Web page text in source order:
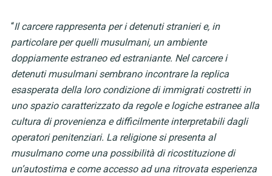
“Il carcere rappresenta per i detenuti stranieri e, in
particolare per quelli musulmani, un ambiente
doppiamente estraneo ed estraniante. Nel carcere i
detenuti musulmani sembrano incontrare la replica
esasperata della loro condizione di immigrati costretti in
uno spazio caratterizzato da regole e logiche estranee alla
cultura di provenienza e difficilmente interpretabili dagli
operatori penitenziari. La religione si presenta al
musulmano come una possibilità di ricostituzione di
un’autostima e come accesso ad una ritrovata esperienza